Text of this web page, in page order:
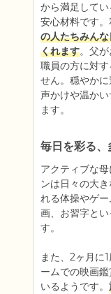
から満足して
安心材料です。
の人たちみん
くれます。父が
職員の方に対
せん。穏やか
声かけや温か
ます。
毎日を彩る
アクティブな
ンは日々の大
れる体操やゲ
画、お習字と
す。
また、2ヶ月に
ームでの映画
いるようです。